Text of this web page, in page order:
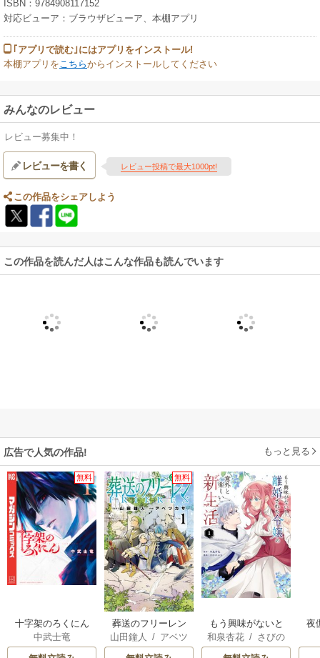
ISBN：9784908117152
対応ビューア：ブラウザビューア、本棚アプリ
｢アプリで読む｣にはアプリをインストール!
本棚アプリを こちらからインストールしてください
みんなのレビュー
レビュー募集中！
レビューを書く レビュー投稿で最大1000pt!
この作品をシェアしよう
この作品を読んだ人はこんな作品も読んでいます
広告で人気の作品! もっと見る
無料
十字架のろくにん
中武士竜
無料
葬送のフリーレン
山田鐘人 / アベツ
カサ
もう興味がないと
離婚された令嬢の
意外と楽しい新生
和泉杏花 / さびの
ぶち
夜